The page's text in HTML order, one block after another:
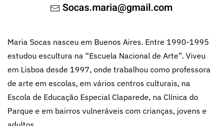
Socas.maria@gmail.com
Maria Socas nasceu em Buenos Aires. Entre 1990-1995
estudou escultura na “Escuela Nacional de Arte”. Viveu
em Lisboa desde 1997, onde trabalhou como professora
de arte em escolas, em vários centros culturais, na
Escola de Educação Especial Claparede, na Clínica do
Parque e em bairros vulneráveis com crianças, jovens e